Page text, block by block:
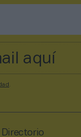
Directorio